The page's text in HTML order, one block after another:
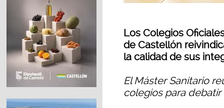
Los Colegios
de Castellón
la calidad de sus
El Máster Sanitario
colegios para